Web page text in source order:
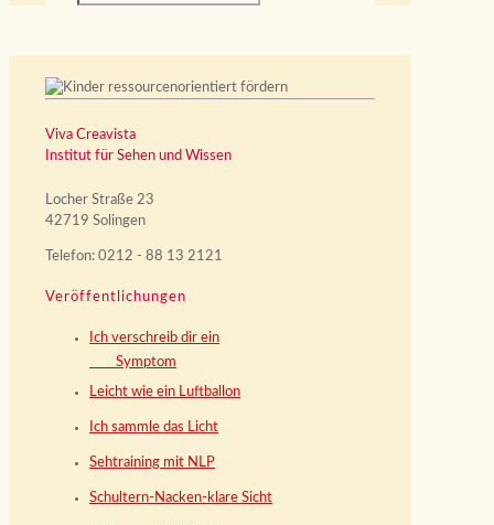
Viva Creavista
Institut für Sehen und Wissen
Locher Straße 23
42719 Solingen
Telefon: 0212 - 88 13 2121
Veröffentlichungen
Ich verschreib dir ein
Symptom
Leicht wie ein Luftballon
Ich sammle das Licht
Sehtraining mit NLP
Schultern-Nacken-klare Sicht